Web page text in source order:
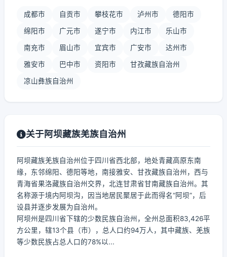
成都市 自贡市 攀枝花市 泸州市 德阳市
绵阳市 广元市 遂宁市 内江市 乐山市
南充市 眉山市 宜宾市 广安市 达州市
雅安市 巴中市 资阳市 甘孜藏族自治州
凉山彝族自治州
关于阿坝藏族羌族自治州
阿坝藏族羌族自治州位于四川省西北部，地处青藏高原东南
缘，东邻绵阳、德阳等地，南接雅安、甘孜藏族自治州，西与
青海省果洛藏族自治州交界，北连甘肃省甘南藏族自治州。其
名称源于境内阿坝沟，因当地居民聚居于此而得名“阿坝”，后
设县并逐步发展为自治州。
阿坝州是四川省下辖的少数民族自治州，全州总面积83,426平
方公里，辖13个县（市），总人口约94万人，其中藏族、羌族
等少数民族占总人口的78%以...